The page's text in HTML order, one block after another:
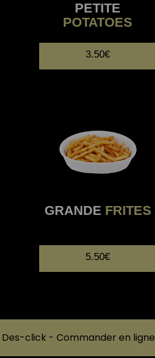
PETITE
POTATOES
3.50€
GRANDE FRITES
5.50€
Des-click - Commander en ligne